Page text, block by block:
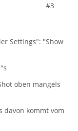
#3
Settings": "Show
oben mangels
davon kommt vom